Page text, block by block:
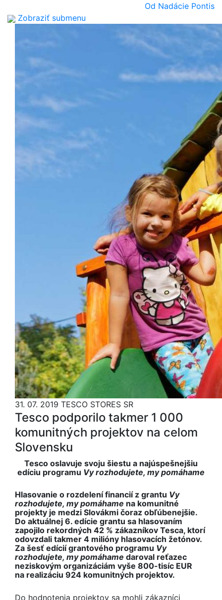
Od Nadácie Pontis
Zobraziť submenu
31. 07. 2019 TESCO STORES SR
Tesco podporilo takmer 1 000
komunitných projektov na celom
Slovensku
Tesco oslavuje svoju šiestu a najúspešnejšiu
edíciu programu Vy rozhodujete, my pomáhame
Hlasovanie o rozdelení financií z grantu Vy
rozhodujete, my pomáhame na komunitné
projekty je medzi Slovákmi čoraz obľúbenejšie.
Do aktuálnej 6. edície grantu sa hlasovaním
zapojilo rekordných 42 % zákazníkov Tesca, ktorí
odovzdali takmer 4 milióny hlasovacích žetónov.
Za šesť edícií grantového programu Vy
rozhodujete, my pomáhame daroval reťazec
neziskovým organizáciám vyše 800-tisíc EUR
na realizáciu 924 komunitných projektov.
Do hodnotenia projektov sa mohli zákazníci